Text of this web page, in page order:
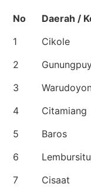
No
Daerah /
1
Cikole
2
3
4
Citamiang
5
Baros
6
Lembursitu
7
Cisaat